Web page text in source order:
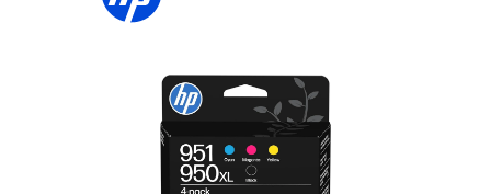
Bildergalerie überspringen